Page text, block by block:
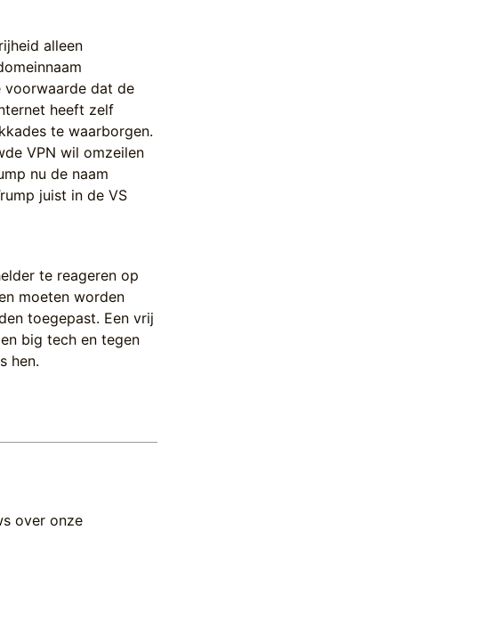
alleen
voorwaarde dat de
heeft zelf
te waarborgen.
VPN wil omzeilen
nu de naam
juist in de VS
te reageren op
moeten worden
toegepast. Een vrij
big tech en tegen
hen.
over onze